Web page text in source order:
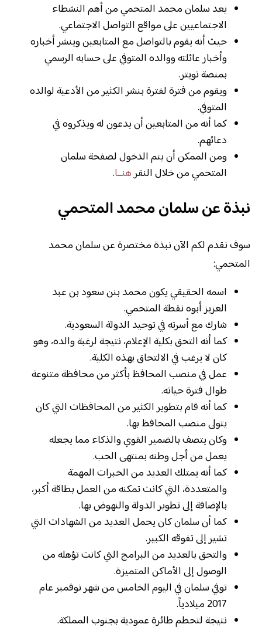
يعد سلمان محمد المتحمي من أهم النشطاء
الاجتماعيين على مواقع التواصل الاجتماعي.
حيث أنه يقوم بالتواصل مع المتابعين وينشر أخباره
وأخبار عائلته ووالده المتوفي على حسابه الرسمي
بمنصة تويتر.
ويقوم من فترة لفترة بنشر الكثير من الأدعية لوالده
المتوفي.
كما أنه من المتابعين أن يدعون له ويذكروه في
دعائهم.
ومن الممكن أن يتم الدخول لصفحة سلمان
المتحمي من خلال النقرهنــا.
نبذة عن سلمان محمد المتحمي
سوف نقدم لكم الآن نبذة مختصرة عن سلمان محمد
المتحمي:
اسمه الحقيقي يكون محمد بنن سعود بن عبد
العزيز أبوه نقطة المتحمي.
شارك مع أسرته في توحيد الدولة السعودية.
كما أنه التحق بكلية الإعلام، نتيجة لرغبة والده، وهو
كان لا يرغب في الالتحاق بهذه الكلية.
عمل في منصب المحافظ بأكثر من محافظة متنوعة
طوال فترة حياته.
كما أنه قام بتطوير الكثير من المحافظات التي كان
يتولى منصب المحافظ بها.
وكان يتصف بالضمير القوي والذكاء مما يجعله
يعمل من أجل وطنه بمنتهى الحب.
كما أنه يمتلك العديد من الخبرات المهمة
والمتعددة، التي كانت تمكنه من العمل بطاقة أكبر،
بالإضافة إلى تطوير الدولة والنهوض بها.
كما أن سلمان كان يحمل العديد من الشهادات التي
تشير إلى تفوقه الكبير.
والتحق بالعديد من البرامج التي كانت تؤهله من
الوصول إلى الأماكن المتميزة.
توفي سلمان في اليوم الخامس من شهر نوفمبر عام
2017 ميلادياً.
نتيجة لتحطم طائرة عمودية بجنوب المملكة.